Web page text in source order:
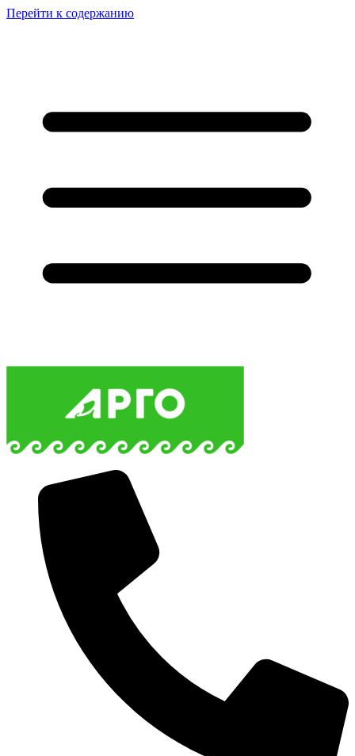
Перейти к содержанию